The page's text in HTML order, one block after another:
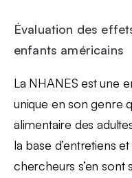
Évaluation des
enfants américains
La NHANES est une
unique en son genre
alimentaire des
la base d’entretiens
chercheurs s’en sont